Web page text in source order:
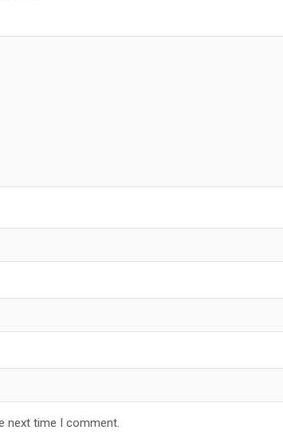
next time I comment.